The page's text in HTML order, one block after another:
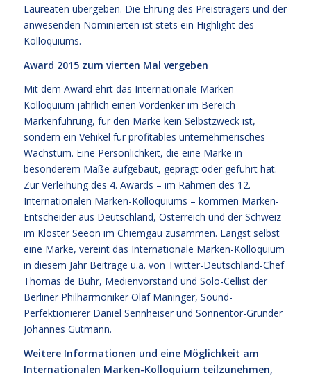
Laureaten übergeben. Die Ehrung des Preisträgers und der
anwesenden Nominierten ist stets ein Highlight des
Kolloquiums.
Award 2015 zum vierten Mal vergeben
Mit dem Award ehrt das Internationale Marken-
Kolloquium jährlich einen Vordenker im Bereich
Markenführung, für den Marke kein Selbstzweck ist,
sondern ein Vehikel für profitables unternehmerisches
Wachstum. Eine Persönlichkeit, die eine Marke in
besonderem Maße aufgebaut, geprägt oder geführt hat.
Zur Verleihung des 4. Awards – im Rahmen des 12.
Internationalen Marken-Kolloquiums – kommen Marken-
Entscheider aus Deutschland, Österreich und der Schweiz
im Kloster Seeon im Chiemgau zusammen. Längst selbst
eine Marke, vereint das Internationale Marken-Kolloquium
in diesem Jahr Beiträge u.a. von Twitter-Deutschland-Chef
Thomas de Buhr, Medienvorstand und Solo-Cellist der
Berliner Philharmoniker Olaf Maninger, Sound-
Perfektionierer Daniel Sennheiser und Sonnentor-Gründer
Johannes Gutmann.
Weitere Informationen und eine Möglichkeit am
Internationalen Marken-Kolloquium teilzunehmen,